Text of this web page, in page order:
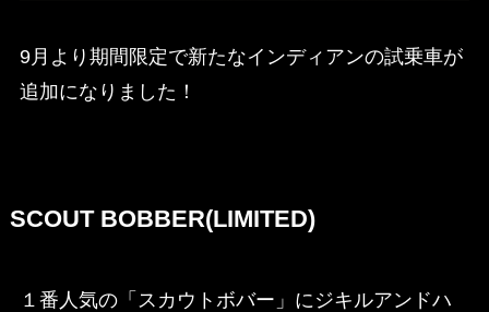
9月より期間限定で新たなインディアンの試乗車が
追加になりました！
SCOUT BOBBER(LIMITED)
１番人気の「スカウトボバー」にジキルアンドハ